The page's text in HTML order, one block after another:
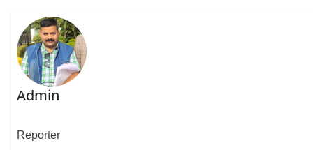
Admin
Reporter